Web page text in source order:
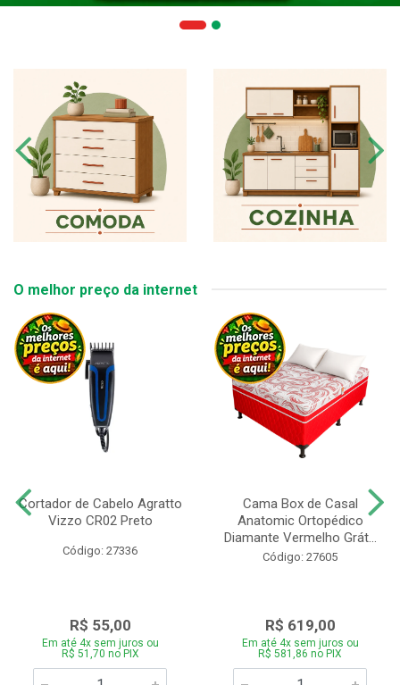
O melhor preço da internet
Cortador de Cabelo Agratto
Vizzo CR02 Preto
Código: 27336
R$ 55,00
Em até 4x sem juros ou
R$ 51,70 no PIX
Cama Box de Casal
Anatomic Ortopédico
Diamante Vermelho Grát...
Código: 27605
R$ 619,00
Em até 4x sem juros ou
R$ 581,86 no PIX